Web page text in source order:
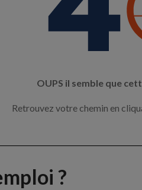
OUPS il semble que
Retrouvez votre chemin en
?